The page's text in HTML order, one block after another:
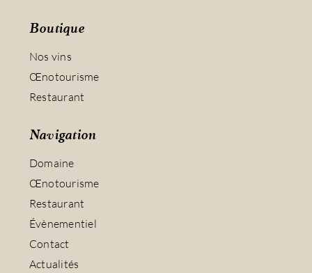
Boutique
Nos vins
Œnotourisme
Restaurant
Navigation
Domaine
Œnotourisme
Restaurant
Évènementiel
Contact
Actualités